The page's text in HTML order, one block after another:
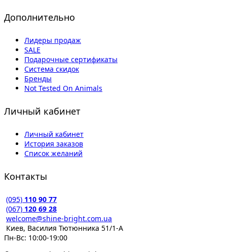
Дополнительно
Лидеры продаж
SALE
Подарочные сертификаты
Система скидок
Бренды
Not Tested On Animals
Личный кабинет
Личный кабинет
История заказов
Список желаний
Контакты
(095) 110 90 77
(067) 120 69 28
welcome@shine-bright.com.ua
Киев, Василия Тютюнника 51/1-А
Пн-Вс: 10:00-19:00